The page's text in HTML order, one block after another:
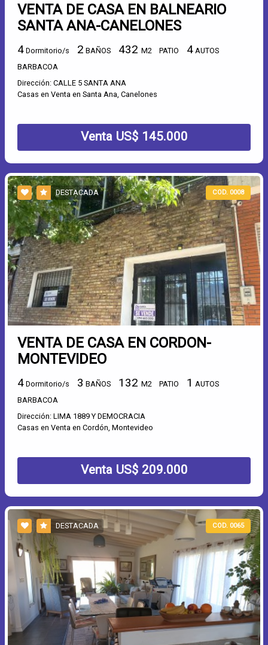
VENTA DE CASA EN BALNEARIO
SANTA ANA-CANELONES
4 Dormitorio/s 2 BAÑOS 432 M2 PATIO 4 AUTOS
BARBACOA
Dirección: CALLE 5 SANTA ANA
Casas en Venta en Santa Ana, Canelones
Venta US$ 145.000
DESTACADA COD. 0008
VENTA DE CASA EN CORDON-
MONTEVIDEO
4 Dormitorio/s 3 BAÑOS 132 M2 PATIO 1 AUTOS
BARBACOA
Dirección: LIMA 1889 Y DEMOCRACIA
Casas en Venta en Cordón, Montevideo
Venta US$ 209.000
DESTACADA COD. 0065